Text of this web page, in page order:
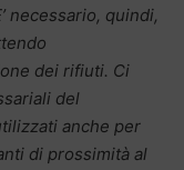
necessario, quindi,
dei rifiuti. Ci
del
anche per
di prossimità al